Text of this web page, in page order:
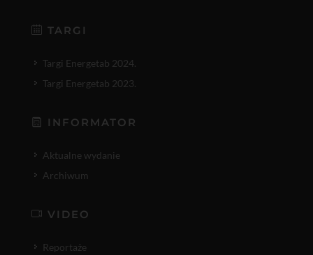
TARGI
Targi Energetab 2024.
Targi Energetab 2023.
INFORMATOR
Aktualne wydanie
Archiwum
VIDEO
Reportaże